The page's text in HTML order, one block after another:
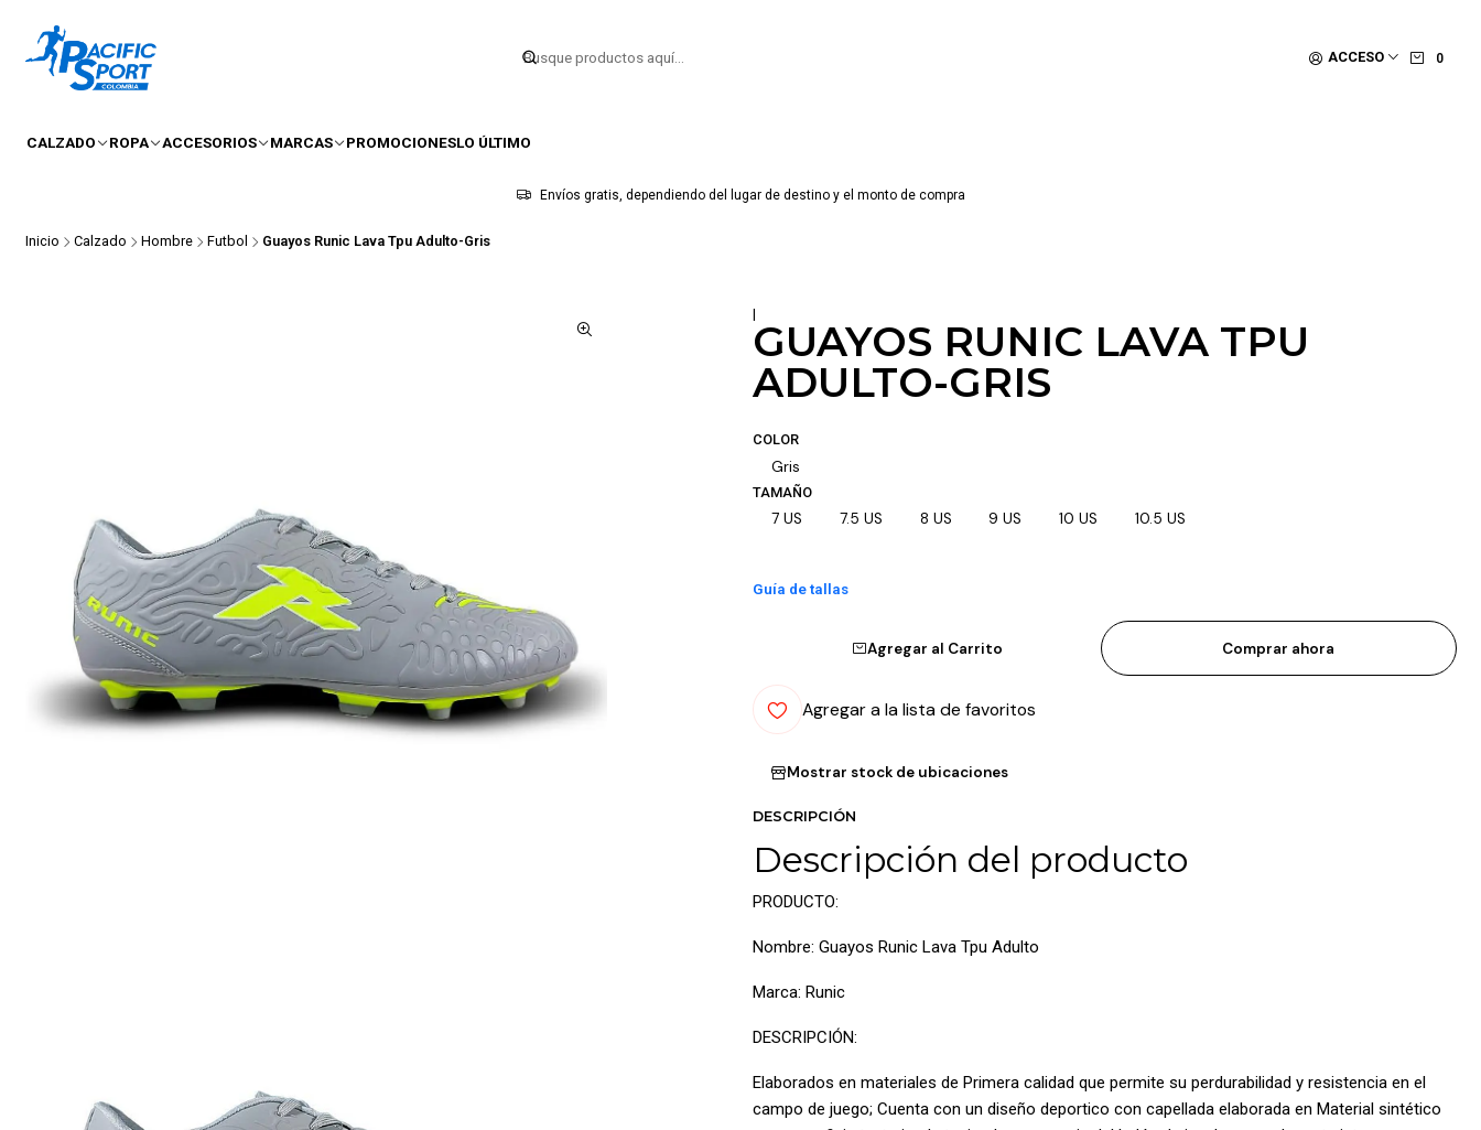
ACCESO 0
CALZADO ROPA ACCESORIOS MARCAS PROMOCIONESLO ÚLTIMO
Envíos gratis, dependiendo del lugar de destino y el monto de compra
Inicio Calzado Hombre Futbol Guayos Runic Lava Tpu Adulto-Gris
|
GUAYOS RUNIC LAVA TPU
ADULTO-GRIS
COLOR
Gris
TAMAÑO
7 US 7.5 US 8 US 9 US 10 US 10.5 US
Guía de tallas
Agregar al Carrito Comprar ahora
Agregar a la lista de favoritos
Mostrar stock de ubicaciones
DESCRIPCIÓN
Descripción del producto
PRODUCTO:
Nombre: Guayos Runic Lava Tpu Adulto
Marca: Runic
DESCRIPCIÓN:
Elaborados en materiales de Primera calidad que permite su perdurabilidad y resistencia en el
campo de juego; Cuenta con un diseño deportico con capellada elaborada en Material sintético